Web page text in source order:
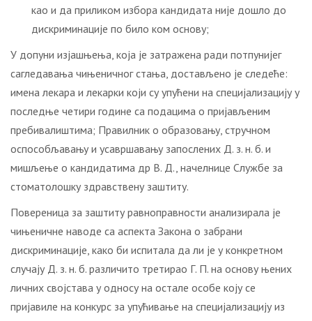
као и да приликом избора кандидата није дошло до
дискриминације по било ком основу;
У допуни изјашњења, која је затражена ради потпунијег
сагледавања чињеничног стања, достављено је следеће:
имена лекара и лекарки који су упућени на специјализацију у
последње четири године са подацима о пријављеним
пребивалиштима; Правилник о образовању, стручном
оспособљавању и усавршавању запослених Д. з. н. б. и
мишљење о кандидатима др В. Д., начелнице Службе за
стоматолошку здравствену заштиту.
Повереница за заштиту равноправности анализирала је
чињеничне наводе са аспекта Закона о забрани
дискриминације, како би испитала да ли је у конкретном
случају Д. з. н. б. различито третирао Г. П. на основу њених
личних својстава у односу на остале особе коју се
пријавиле на конкурс за упућивање на специјализацију из